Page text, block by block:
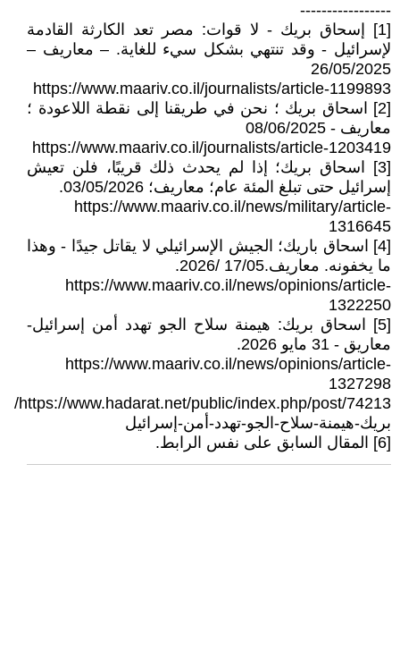
-----------------
[1] إسحاق بريك - لا قوات: مصر تعد الكارثة القادمة
لإسرائيل - وقد تنتهي بشكل سيء للغاية. – معاريف –
26/05/2025
https://www.maariv.co.il/journalists/article-1199893
[2] اسحاق بريك ؛ نحن في طريقنا إلى نقطة اللاعودة ؛
معاريف - 08/06/2025
https://www.maariv.co.il/journalists/article-1203419
[3] اسحاق بريك؛ إذا لم يحدث ذلك قريبًا، فلن تعيش
إسرائيل حتى تبلغ المئة عام؛ معاريف؛ 03/05/2026.
https://www.maariv.co.il/news/military/article-
1316645
[4] اسحاق باريك؛ الجيش الإسرائيلي لا يقاتل جيدًا - وهذا
ما يخفونه. معاريف.17/05 /2026.
https://www.maariv.co.il/news/opinions/article-
1322250
[5] اسحاق بريك: هيمنة سلاح الجو تهدد أمن إسرائيل-
معاريق - 31 مايو 2026.
https://www.maariv.co.il/news/opinions/article-
1327298
https://www.hadarat.net/public/index.php/post/74213/
بريك-هيمنة-سلاح-الجو-تهدد-أمن-إسرائيل
[6] المقال السابق على نفس الرابط.